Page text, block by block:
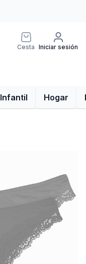
Cesta Iniciar sesión
Infantil Hogar